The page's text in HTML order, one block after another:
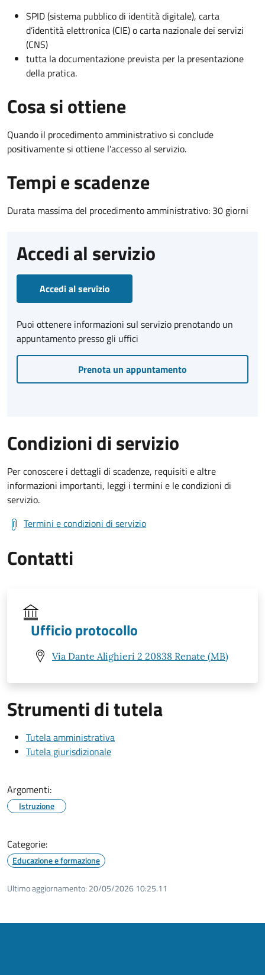
SPID (sistema pubblico di identità digitale), carta
d’identità elettronica (CIE) o carta nazionale dei servizi
(CNS)
tutta la documentazione prevista per la presentazione
della pratica.
Cosa si ottiene
Quando il procedimento amministrativo si conclude
positivamente si ottiene l'accesso al servizio.
Tempi e scadenze
Durata massima del procedimento amministrativo: 30 giorni
Accedi al servizio
Accedi al servizio
Puoi ottenere informazioni sul servizio prenotando un
appuntamento presso gli uffici
Prenota un appuntamento
Condizioni di servizio
Per conoscere i dettagli di scadenze, requisiti e altre
informazioni importanti, leggi i termini e le condizioni di
servizio.
Termini e condizioni di servizio
Contatti
Ufficio protocollo
Via Dante Alighieri 2 20838 Renate (MB)
Strumenti di tutela
Tutela amministrativa
Tutela giurisdizionale
Argomenti:
Istruzione
Categorie:
Educazione e formazione
Ultimo aggiornamento: 20/05/2026 10:25.11